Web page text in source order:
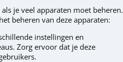
je veel apparaten moet beheren.
beheren van deze apparaten:
instellingen en
Zorg ervoor dat je deze